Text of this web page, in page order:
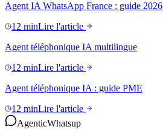
Agent IA WhatsApp France : guide 2026
12 minLire l'article
Agent téléphonique IA multilingue
12 minLire l'article
Agent téléphonique IA : guide PME
12 minLire l'article
AgenticWhatsup